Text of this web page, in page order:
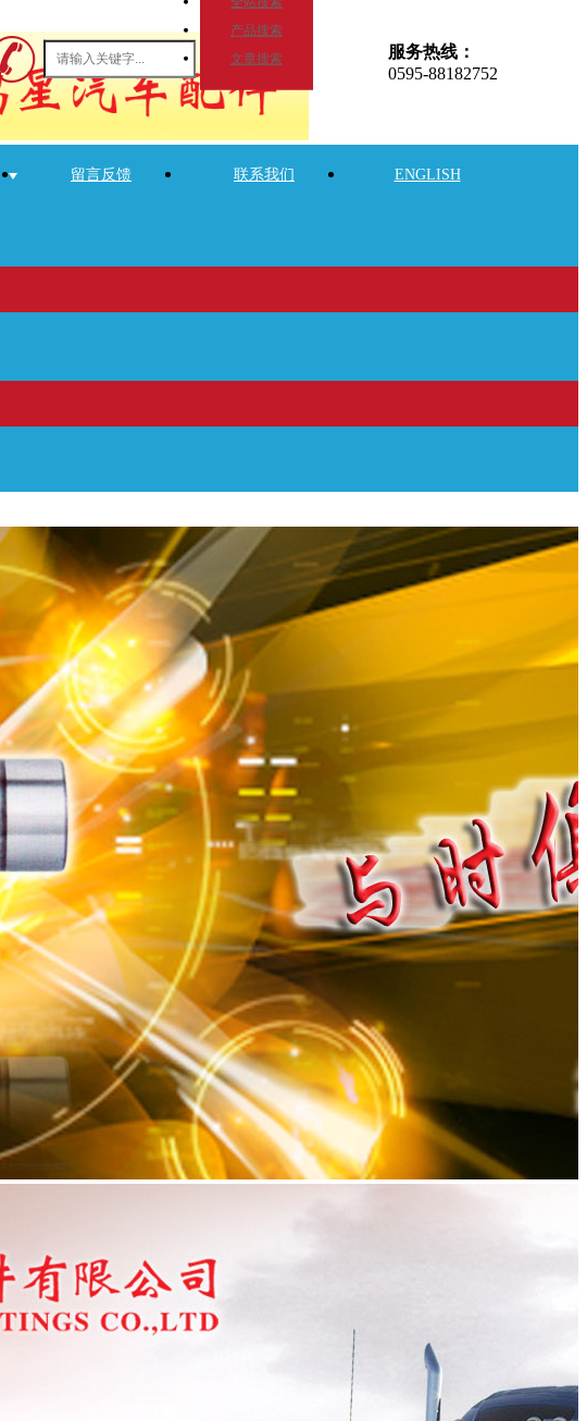
产品搜索
文章搜索
服务热线：
0595-88182752
留言反馈 联系我们 ENGLISH